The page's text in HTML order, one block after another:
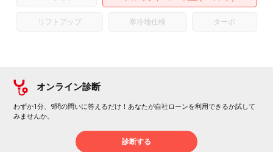
リフトアップ 寒冷地仕様 ターボ
オンライン診断
わずか1分、9問の問いに答えるだけ！あなたが自社ローンを利用できるか試して
みませんか。
診断する